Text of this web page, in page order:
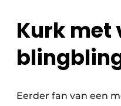
Kurk met
Eerder fan van een